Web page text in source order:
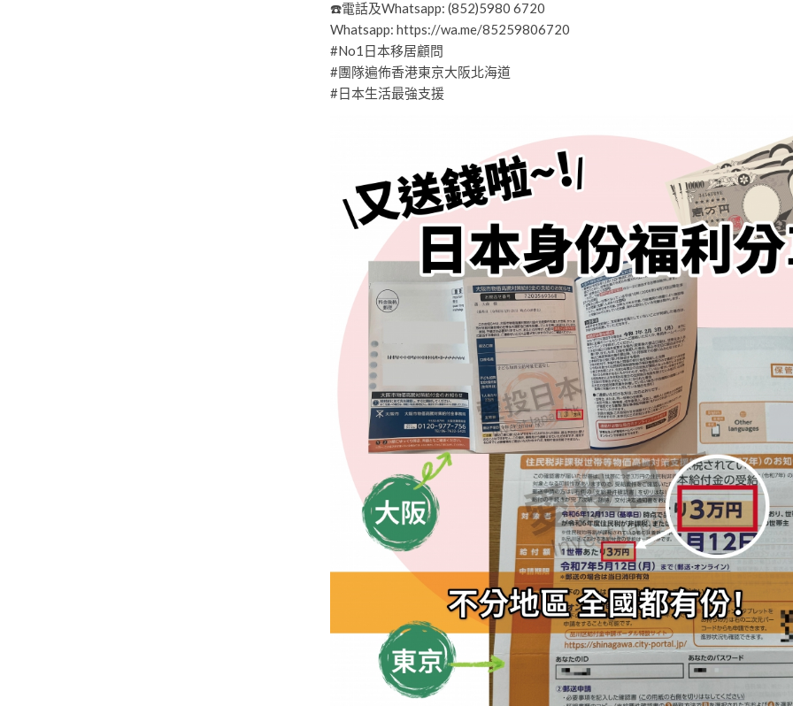
☎️電話及Whatsapp: (852)5980 6720
Whatsapp: https://wa.me/85259806720
#No1日本移居顧問
#團隊遍佈香港東京大阪北海道
#日本生活最強支援